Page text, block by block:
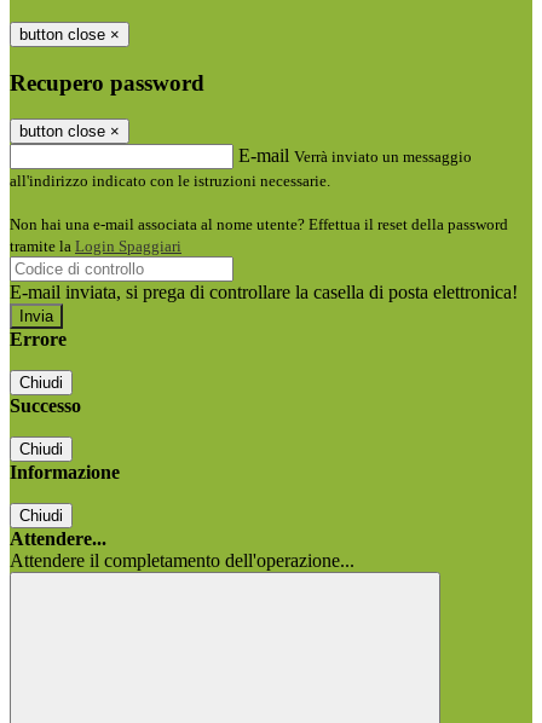
button close ×
Recupero password
button close ×
E-mail Verrà inviato un messaggio
all'indirizzo indicato con le istruzioni necessarie.
Non hai una e-mail associata al nome utente? Effettua il reset della password
tramite la Login Spaggiari
E-mail inviata, si prega di controllare la casella di posta elettronica!
Errore
Chiudi
Successo
Chiudi
Informazione
Chiudi
Attendere...
Attendere il completamento dell'operazione...